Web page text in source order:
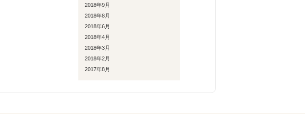
2018年9月
2018年8月
2018年6月
2018年4月
2018年3月
2018年2月
2017年8月